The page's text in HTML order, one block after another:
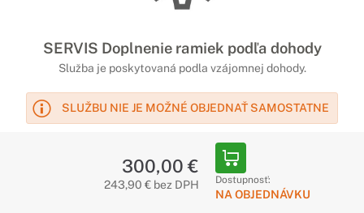
SERVIS Doplnenie ramiek podľa dohody
Služba je poskytovaná podla vzájomnej dohody.
SLUŽBU NIE JE MOŽNÉ OBJEDNAŤ SAMOSTATNE
300,00 €
243,90 € bez DPH Dostupnosť:
NA OBJEDNÁVKU